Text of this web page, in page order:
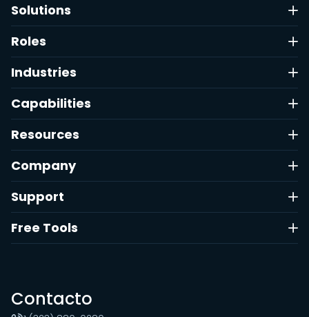
Solutions
Roles
Industries
Capabilities
Resources
Company
Support
Free Tools
Contacto